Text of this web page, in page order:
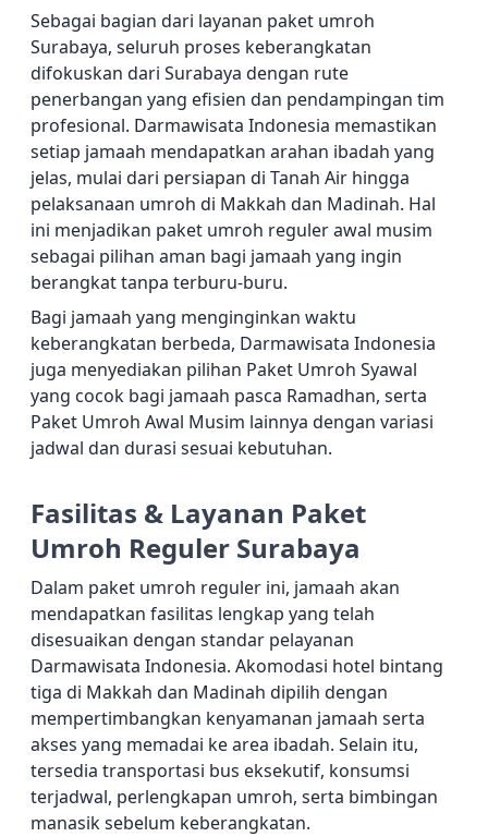
Sebagai bagian dari layanan paket umroh
Surabaya, seluruh proses keberangkatan
difokuskan dari Surabaya dengan rute
penerbangan yang efisien dan pendampingan tim
profesional. Darmawisata Indonesia memastikan
setiap jamaah mendapatkan arahan ibadah yang
jelas, mulai dari persiapan di Tanah Air hingga
pelaksanaan umroh di Makkah dan Madinah. Hal
ini menjadikan paket umroh reguler awal musim
sebagai pilihan aman bagi jamaah yang ingin
berangkat tanpa terburu-buru.
Bagi jamaah yang menginginkan waktu
keberangkatan berbeda, Darmawisata Indonesia
juga menyediakan pilihan Paket Umroh Syawal
yang cocok bagi jamaah pasca Ramadhan, serta
Paket Umroh Awal Musim lainnya dengan variasi
jadwal dan durasi sesuai kebutuhan.
Fasilitas & Layanan Paket
Umroh Reguler Surabaya
Dalam paket umroh reguler ini, jamaah akan
mendapatkan fasilitas lengkap yang telah
disesuaikan dengan standar pelayanan
Darmawisata Indonesia. Akomodasi hotel bintang
tiga di Makkah dan Madinah dipilih dengan
mempertimbangkan kenyamanan jamaah serta
akses yang memadai ke area ibadah. Selain itu,
tersedia transportasi bus eksekutif, konsumsi
terjadwal, perlengkapan umroh, serta bimbingan
manasik sebelum keberangkatan.